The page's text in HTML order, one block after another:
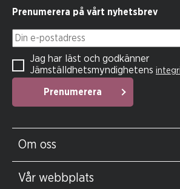
Prenumerera på vårt nyhetsbrev
Din e-postadress
Prenumerera
Jag har läst och godkänner
Jämställdhetsmyndighetens
Om oss
Vår webbplats